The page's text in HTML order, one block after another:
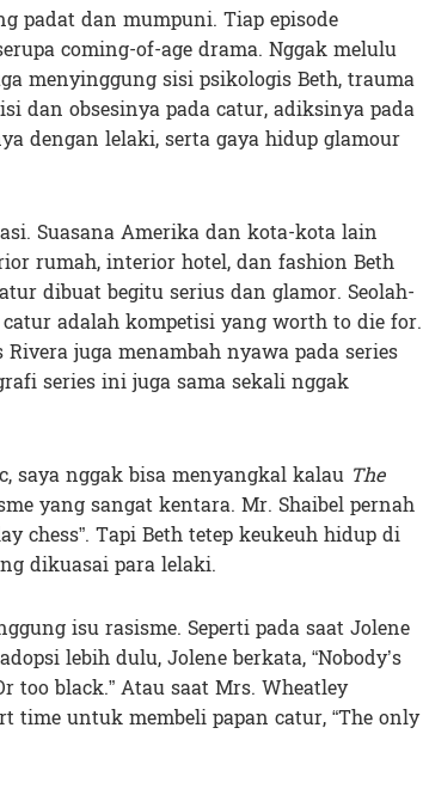
padat dan mumpuni. Tiap episode
coming-of-age drama. Nggak melulu
menyinggung sisi psikologis Beth, trauma
dan obsesinya pada catur, adiksinya pada
dengan lelaki, serta gaya hidup glamour
Suasana Amerika dan kota-kota lain
rumah, interior hotel, dan fashion Beth
dibuat begitu serius dan glamor. Seolah-
adalah kompetisi yang worth to die for.
juga menambah nyawa pada series
series ini juga sama sekali nggak
saya nggak bisa menyangkal kalau The
yang sangat kentara. Mr. Shaibel pernah
chess”. Tapi Beth tetep keukeuh hidup di
dikuasai para lelaki.
isu rasisme. Seperti pada saat Jolene
lebih dulu, Jolene berkata, “Nobody’s
too black.” Atau saat Mrs. Wheatley
time untuk membeli papan catur, “The only